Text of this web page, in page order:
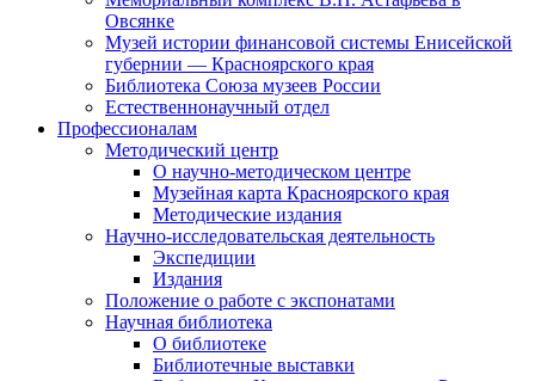
Овсянке
Музей истории финансовой системы Енисейской
губернии — Красноярского края
Библиотека Союза музеев России
Естественнонаучный отдел
Профессионалам
Методический центр
О научно-методическом центре
Музейная карта Красноярского края
Методические издания
Научно-исследовательская деятельность
Экспедиции
Издания
Положение о работе с экспонатами
Научная библиотека
О библиотеке
Библиотечные выставки